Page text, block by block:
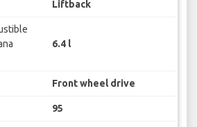
Liftback
6.4 l
Front wheel drive
95